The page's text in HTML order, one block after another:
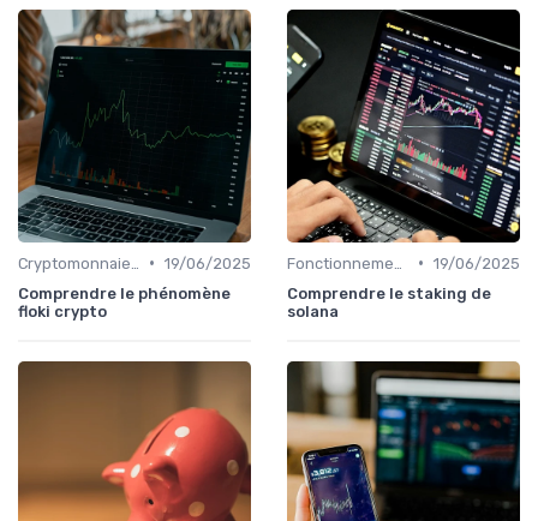
• 19/06/2025
Comprendre le phénomène
floki crypto
• 19/06/2025
Comprendre le staking de
solana